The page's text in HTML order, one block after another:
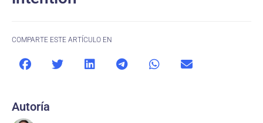
COMPARTE ESTE ARTÍCULO EN
Autoría